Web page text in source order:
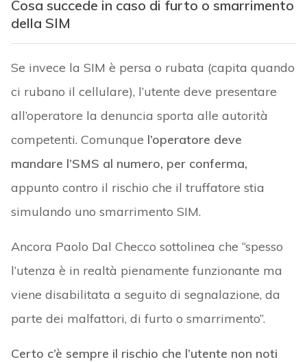
Cosa succede in caso di furto o smarrimento
della SIM
Se invece la SIM è persa o rubata (capita quando
ci rubano il cellulare), l’utente deve presentare
all’operatore la denuncia sporta alle autorità
competenti. Comunque l’operatore deve
mandare l’SMS al numero, per conferma,
appunto contro il rischio che il truffatore stia
simulando uno smarrimento SIM.
Ancora Paolo Dal Checco sottolinea che “spesso
l’utenza è in realtà pienamente funzionante ma
viene disabilitata a seguito di segnalazione, da
parte dei malfattori, di furto o smarrimento”.
Certo c’è sempre il rischio che l’utente non noti